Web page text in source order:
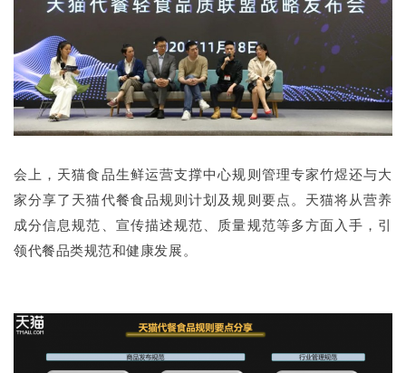
会上，天猫食品生鲜运营支撑中心规则管理专家竹煜还与大
家分享了天猫代餐食品规则计划及规则要点。天猫将从营养
成分信息规范、宣传描述规范、质量规范等多方面入手，引
领代餐品类规范和健康发展。